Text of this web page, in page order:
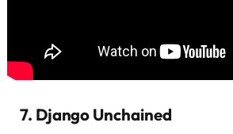
7. Django Unchained